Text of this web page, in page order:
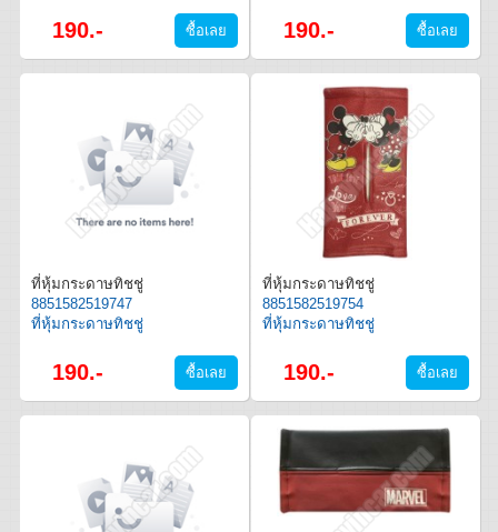
190.- 190.-
ที่หุ้มกระดาษทิชชู่
8851582519747
ที่หุ้มกระดาษทิชชู่
190.-
ที่หุ้มกระดาษทิชชู่
8851582519754
ที่หุ้มกระดาษทิชชู่
190.-